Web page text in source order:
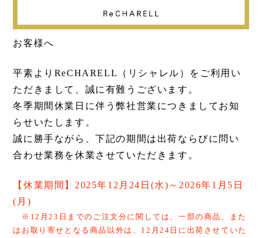
お客様へ
平素よりReCHARELL（リシャレル）をご利用い
ただきまして、誠に有難うございます。
冬季期間休業日に伴う弊社営業につきましてお知
らせいたします。
誠に勝手ながら、下記の期間は出荷ならびに問い
合わせ業務を休業させていただきます。
【休業期間】2025年12月24日(水)～2026年1月5日
(月)
※12月23日までのご注文分に関しては、一部の商品、また
はお取り寄せとなる商品以外は、12月24日に出荷させていた